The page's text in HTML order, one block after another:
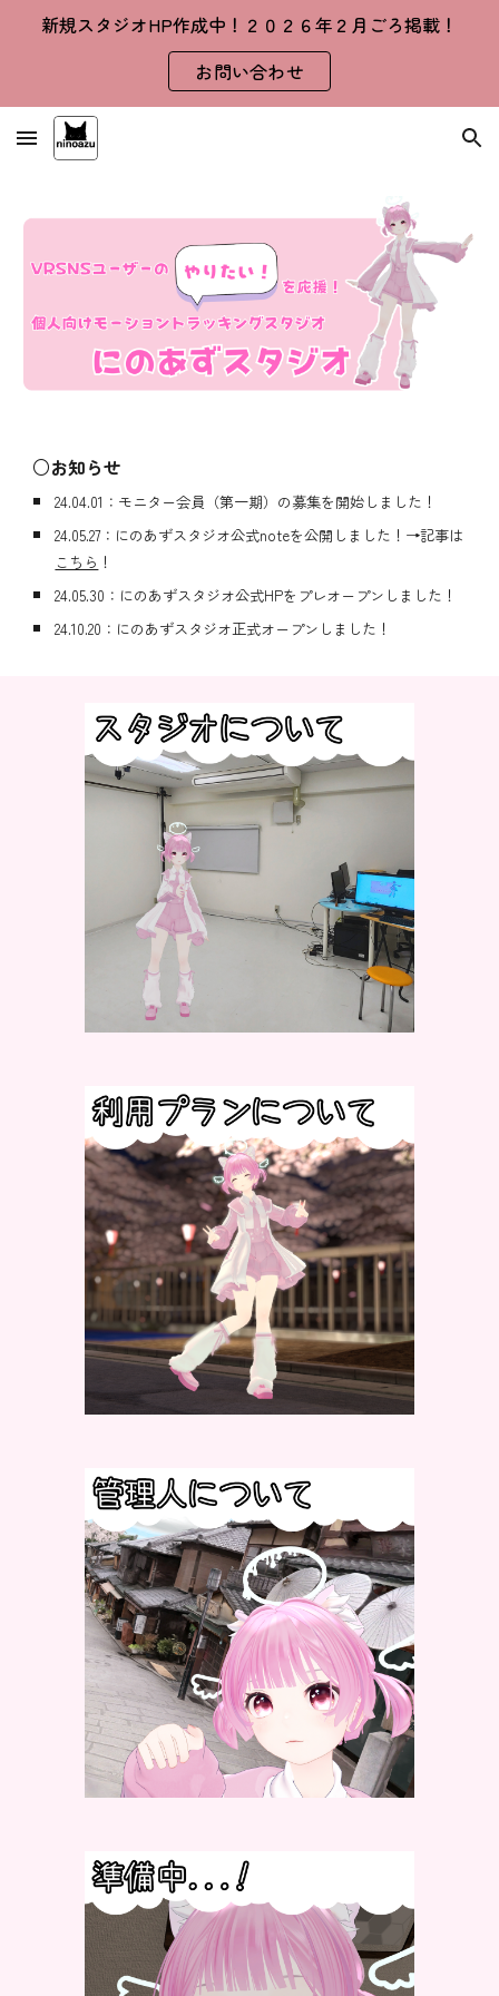
Skip to main content
新規スタジオHP作成中！２０２６年２月ごろ掲載！
お問い合わせ
○お知らせ
24.04.01：モニター会員（第一期）の募集を開始しました！
24.05.27：にのあずスタジオ公式noteを公開しました！→記事は
こちら ！
24.05.30：にのあずスタジオ公式HPをプレオープンしました！
24.10.20：にのあずスタジオ正式オープンしました！